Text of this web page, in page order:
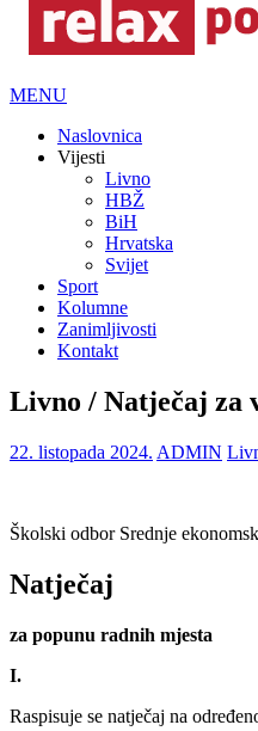
MENU
Naslovnica
Vijesti
Livno
HBŽ
BiH
Hrvatska
Svijet
Sport
Kolumne
Zanimljivosti
Kontakt
Livno / Natječaj za
22. listopada 2024. ADMIN
Školski odbor Srednje
Natječaj
za popunu radnih mjesta
I.
Raspisuje se natječaj na